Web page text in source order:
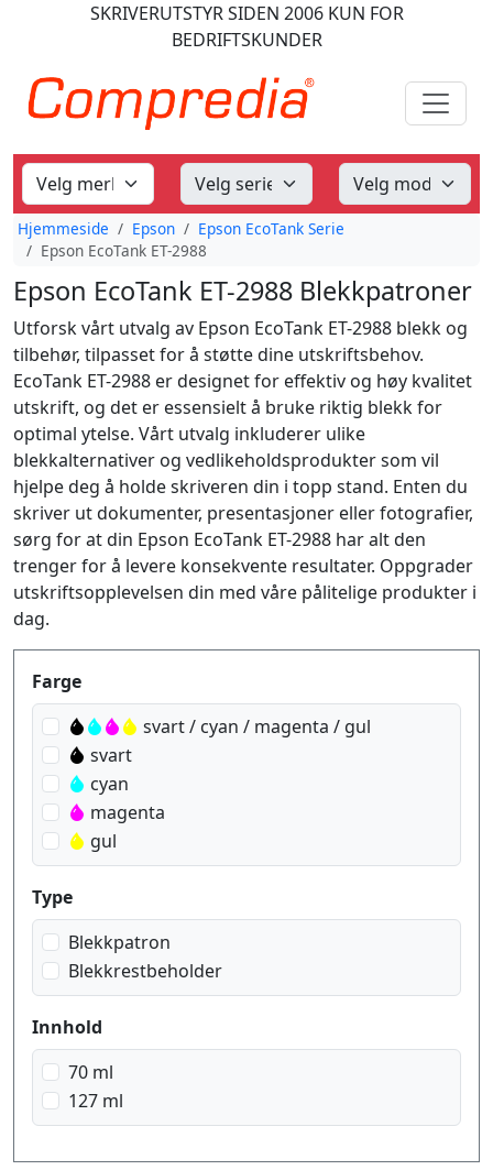
SKRIVERUTSTYRSIDEN 2006KUN FOR
BEDRIFTSKUNDER
Hjemmeside Epson
Epson EcoTank Serie
Epson EcoTank ET-2988
Epson EcoTank ET-2988 Blekkpatroner
Utforsk vårt utvalg av Epson EcoTank ET-2988 blekk og
tilbehør, tilpasset for å støtte dine utskriftsbehov.
EcoTank ET-2988 er designet for effektiv og høy kvalitet
utskrift, og det er essensielt å bruke riktig blekk for
optimal ytelse. Vårt utvalg inkluderer ulike
blekkalternativer og vedlikeholdsprodukter som vil
hjelpe deg å holde skriveren din i topp stand. Enten du
skriver ut dokumenter, presentasjoner eller fotografier,
sørg for at din Epson EcoTank ET-2988 har alt den
trenger for å levere konsekvente resultater. Oppgrader
utskriftsopplevelsen din med våre pålitelige produkter i
dag.
Produktfilter
Farge
svart / cyan / magenta / gul
svart
cyan
magenta
gul
Type
Blekkpatron
Blekkrestbeholder
Innhold
70 ml
127 ml